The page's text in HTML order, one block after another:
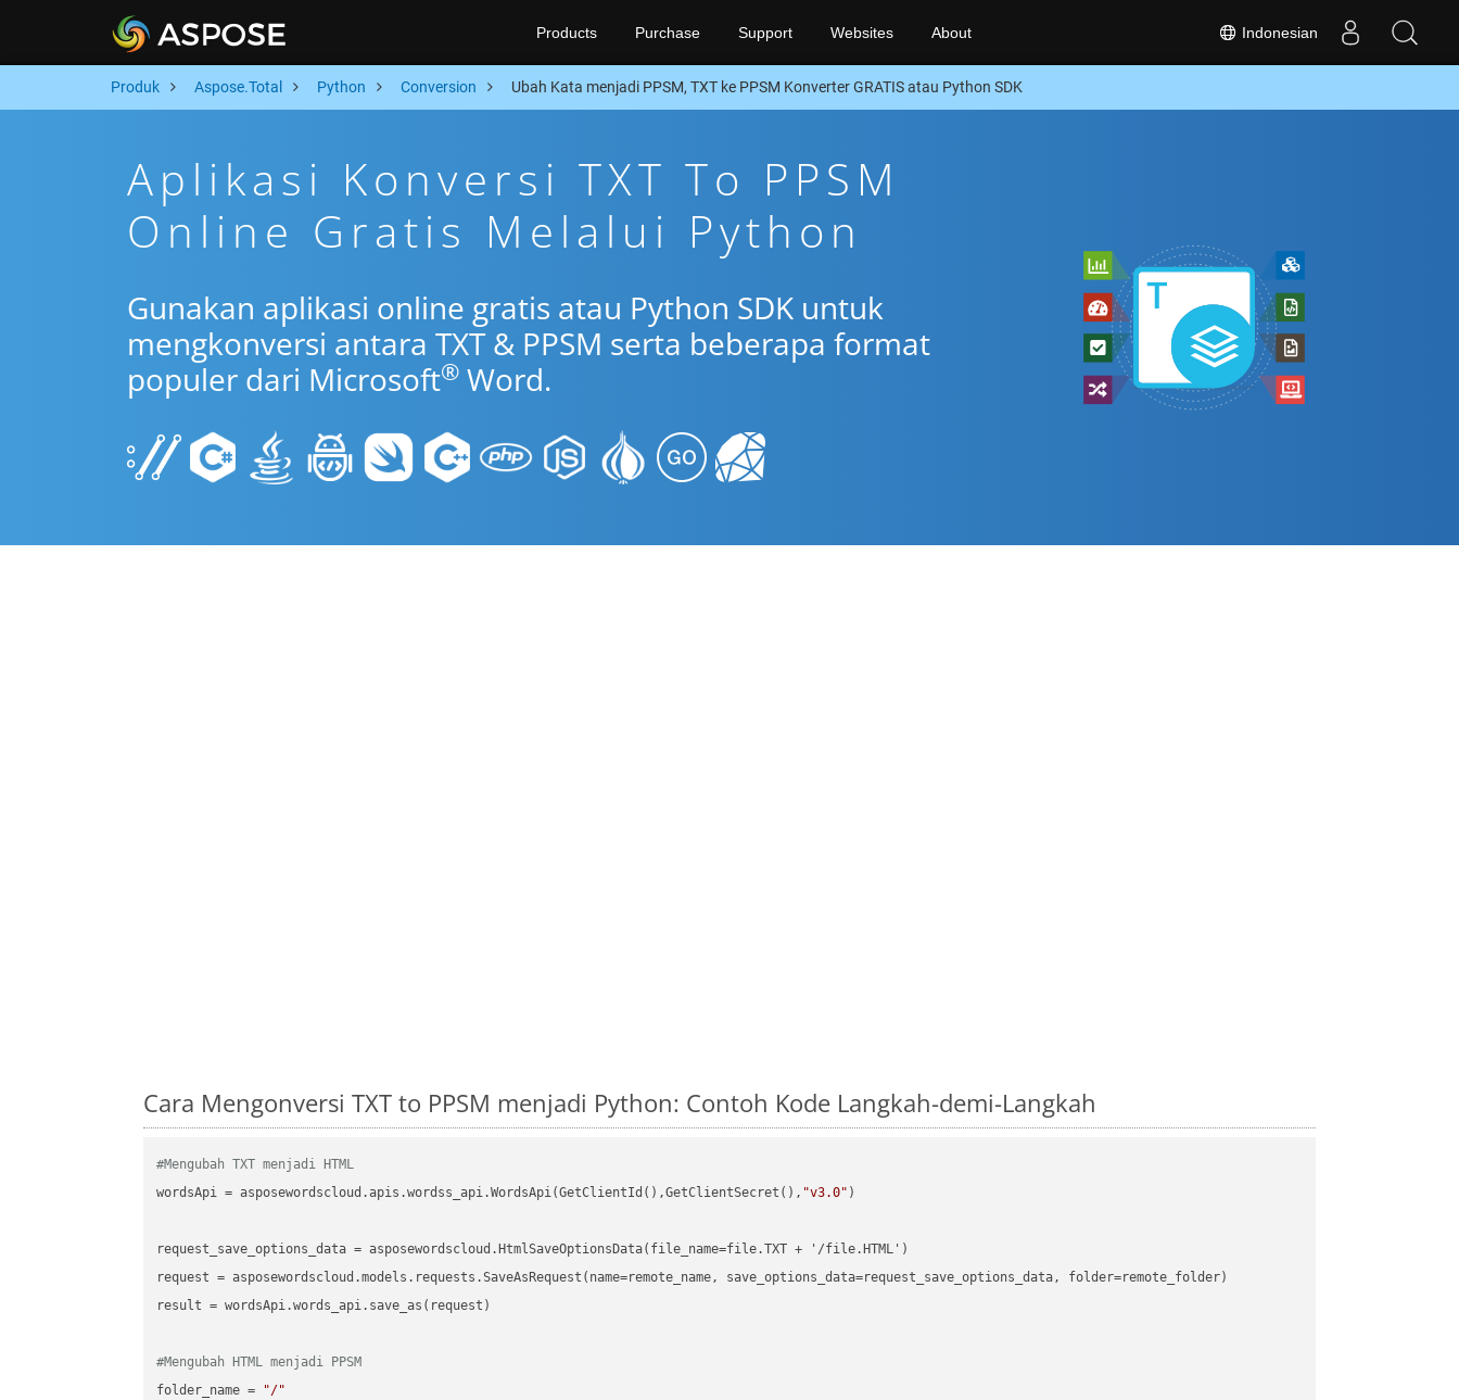
Indonesian
Products Purchase Support Websites About
Produk Aspose.Total Python Conversion Ubah Kata menjadi PPSM, TXT ke PPSM Konverter GRATIS atau Python SDK
Aplikasi Konversi TXT To PPSM
Online Gratis Melalui Python
Gunakan aplikasi online gratis atau Python SDK untuk
mengkonversi antara TXT & PPSM serta beberapa format
populer dari Microsoft® Word.
Cara Mengonversi TXT to PPSM menjadi Python: Contoh Kode Langkah-demi-Langkah
#Mengubah TXT menjadi HTML
wordsApi = asposewordscloud.apis.wordss_api.WordsApi(GetClientId(),GetClientSecret(), "v3.0" )
request_save_options_data = asposewordscloud.HtmlSaveOptionsData(file_name=file.TXT + '/file.HTML')
request = asposewordscloud.models.requests.SaveAsRequest(name=remote_name, save_options_data=request_save_options_data, folder=remote_folder)
result = wordsApi.words_api.save_as(request)
#Mengubah HTML menjadi PPSM
folder_name =
"/"